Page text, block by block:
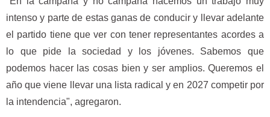
intenso y parte de estas ganas de conducir y llevar adelante
el partido tiene que ver con tener representantes acordes a
lo que pide la sociedad y los jóvenes. Sabemos que
podemos hacer las cosas bien y ser amplios. Queremos el
año que viene llevar una lista radical y en 2027 competir por
la intendencia", agregaron.